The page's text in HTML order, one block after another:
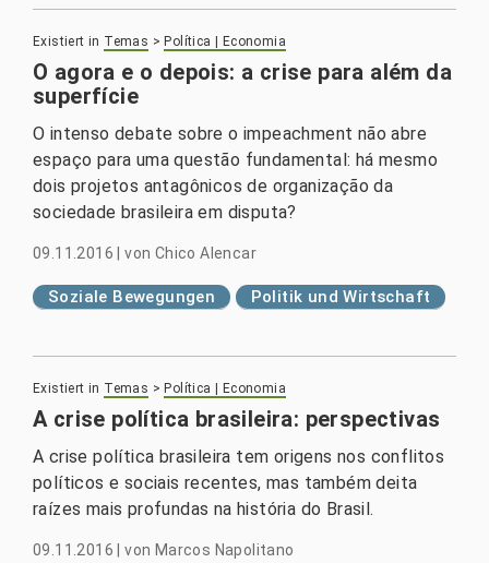
Existiert in Temas > Política | Economia
O agora e o depois: a crise para além da
superfície
O intenso debate sobre o impeachment não abre
espaço para uma questão fundamental: há mesmo
dois projetos antagônicos de organização da
sociedade brasileira em disputa?
09.11.2016 |von Chico Alencar
Soziale Bewegungen Politik und Wirtschaft
Existiert in Temas > Política | Economia
A crise política brasileira: perspectivas
A crise política brasileira tem origens nos conflitos
políticos e sociais recentes, mas também deita
raízes mais profundas na história do Brasil.
09.11.2016 |von Marcos Napolitano